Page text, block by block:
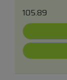
105.89